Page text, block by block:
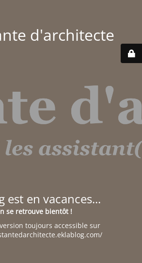
d'architecte
est en vacances...
se retrouve bientôt !
toujours accessible sur